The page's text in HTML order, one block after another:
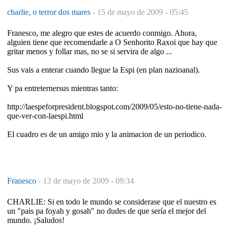
charlie, o terror dos mares - 15 de mayo de 2009 - 05:45
Franesco, me alegro que estes de acuerdo conmigo. Ahora,
alguien tiene que recomendarle a O Senhorito Raxoi que hay que
gritar menos y follar mas, no se si servira de algo ...
Sus vais a enterar cuando llegue la Espi (en plan nazioanal).
Y pa entreternersus mientras tanto:
http://laespeforpresident.blogspot.com/2009/05/esto-no-tiene-nada-
que-ver-con-laespi.html
El cuadro es de un amigo mio y la animacion de un periodico.
Franesco - 13 de mayo de 2009 - 09:34
CHARLIE: Si en todo le mundo se considerase que el nuestro es
un "pais pa foyah y gosah" no dudes de que sería el mejor del
mundo. ¡Saludos!